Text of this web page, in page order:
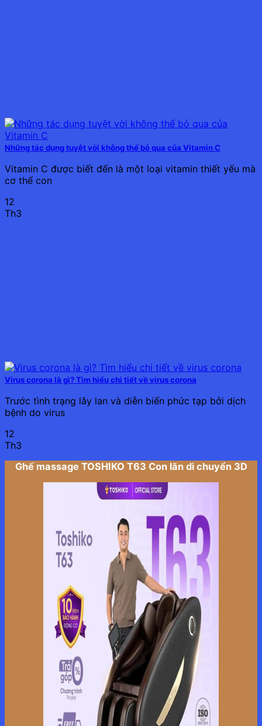
Những tác dụng tuyệt vời không thể bỏ qua của Vitamin C
Vitamin C được biết đến là một loại vitamin thiết yếu mà
cơ thể con
12
Th3
Virus corona là gì? Tìm hiểu chi tiết về virus corona
Trước tình trạng lây lan và diễn biến phức tạp bởi dịch
bệnh do virus
12
Th3
Ghế massage TOSHIKO T63 Con lăn di chuyển 3D